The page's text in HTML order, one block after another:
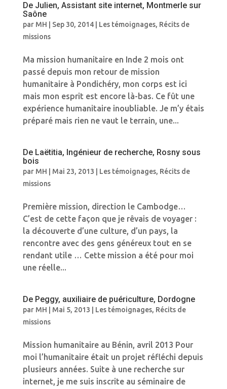
De Julien, Assistant site internet, Montmerle sur
Saône
par MH Sep 30, 2014| Les témoignages, Récits de
missions
Ma mission humanitaire en Inde 2 mois ont
passé depuis mon retour de mission
humanitaire à Pondichéry, mon corps est ici
mais mon esprit est encore là-bas. Ce fût une
expérience humanitaire inoubliable. Je m’y étais
préparé mais rien ne vaut le terrain, une...
De Laëtitia, Ingénieur de recherche, Rosny sous
bois
par MH Mai 23, 2013 Les témoignages, Récits de
missions
Première mission, direction le Cambodge…
C’est de cette façon que je rêvais de voyager :
la découverte d’une culture, d’un pays, la
rencontre avec des gens généreux tout en se
rendant utile … Cette mission a été pour moi
une réelle...
De Peggy, auxiliaire de puériculture, Dordogne
par MH Mai 5, 2013 Les témoignages, Récits de
missions
Mission humanitaire au Bénin, avril 2013 Pour
moi l’humanitaire était un projet réfléchi depuis
plusieurs années. Suite à une recherche sur
internet, je me suis inscrite au séminaire de